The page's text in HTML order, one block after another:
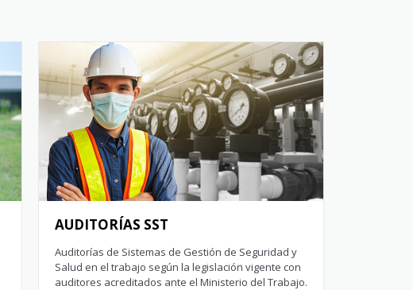
AUDITORÍAS SST
Auditorías de Sistemas de Gestión de Seguridad y
Salud en el trabajo según la legislación vigente con
auditores acreditados ante el Ministerio del Trabajo.